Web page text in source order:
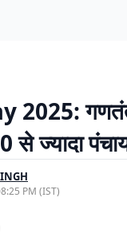
से ज्यादा
PM (IST)